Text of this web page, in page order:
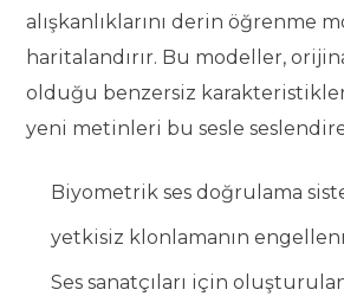
alışkanlıklarını derin öğrenme
haritalandırır. Bu modeller,
olduğu benzersiz
yeni metinleri bu sesle
Biyometrik ses doğrulama
yetkisiz klonlamanın
Ses sanatçıları için